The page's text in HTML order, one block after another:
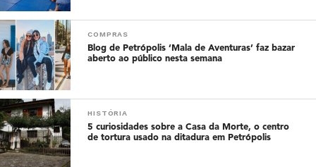
COMPRAS
Blog de Petrópolis ‘Mala de Aventuras’ faz bazar
aberto ao público nesta semana
HISTÓRIA
5 curiosidades sobre a Casa da Morte, o centro
de tortura usado na ditadura em Petrópolis